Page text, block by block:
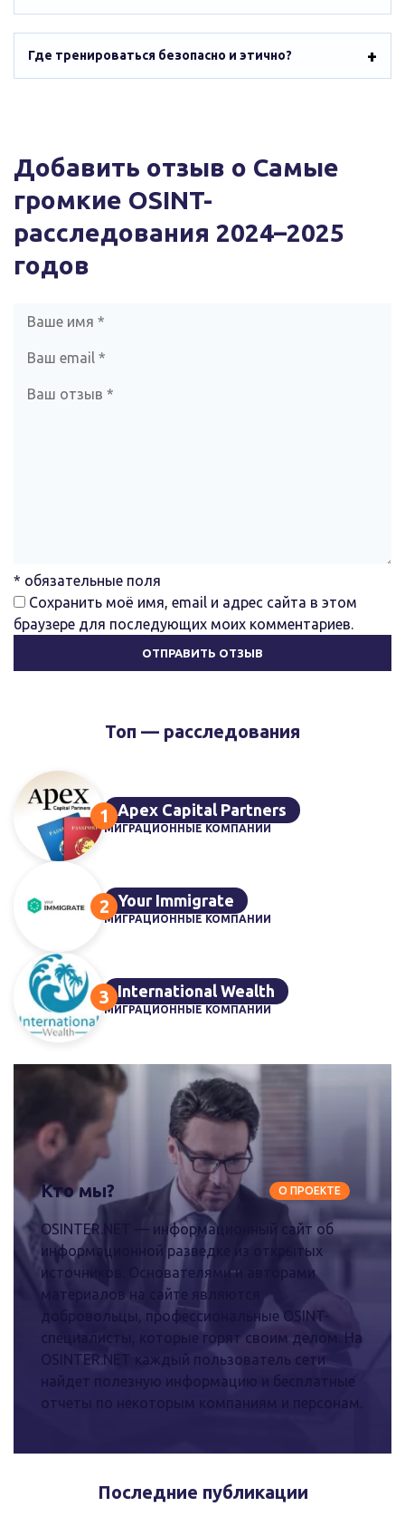
Где тренироваться безопасно и этично?
Добавить отзыв о Самые
громкие OSINT-
расследования 2024–2025
годов
* обязательные поля
Сохранить моё имя, email и адрес сайта в этом
браузере для последующих моих комментариев.
Топ — расследования
Apex Capital Partners
МИГРАЦИОННЫЕ КОМПАНИИ
Your Immigrate
МИГРАЦИОННЫЕ КОМПАНИИ
International Wealth
МИГРАЦИОННЫЕ КОМПАНИИ
Кто мы?
OSINTER.NET — информационный сайт об
информационной разведке из открытых
источников. Основателями и авторами
материалов на сайте являются
добровольцы, профессиональные OSINT-
специалисты, которые горят своим делом. На
OSINTER.NET каждый пользователь сети
найдет полезную информацию и бесплатные
отчеты по некоторым компаниям и персонам.
О ПРОЕКТЕ
Последние публикации